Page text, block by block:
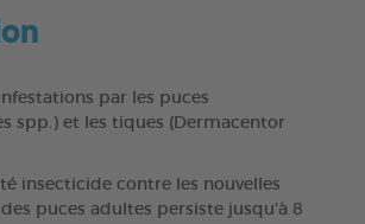
par les puces
spp.) et les tiques (Dermacentor
insecticide contre les nouvelles
puces adultes persiste jusqu'à 8